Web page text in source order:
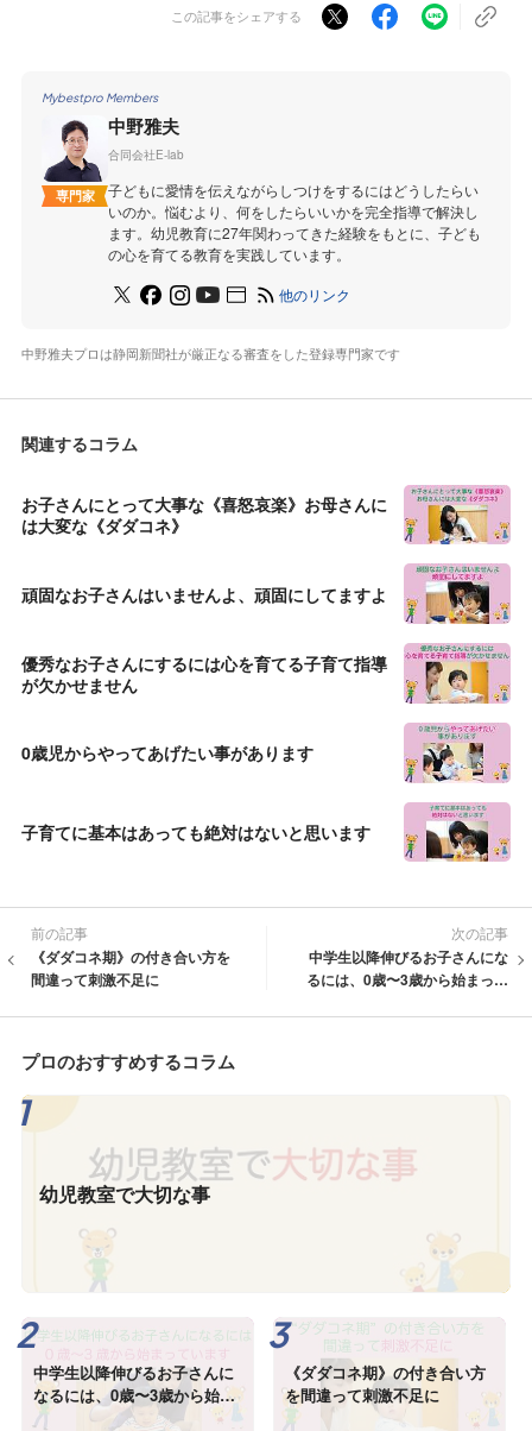
この記事をシェアする
Mybestpro Members
専門家
中野雅夫
合同会社E-lab
子どもに愛情を伝えながらしつけをするにはどうしたらい
いのか。悩むより、何をしたらいいかを完全指導で解決し
ます。幼児教育に27年関わってきた経験をもとに、子ども
の心を育てる教育を実践しています。
他のリンク
中野雅夫プロは静岡新聞社が厳正なる審査をした登録専門家です
関連するコラム
お子さんにとって大事な《喜怒哀楽》お母さんに
は大変な《ダダコネ》
頑固なお子さんはいませんよ、頑固にしてますよ
優秀なお子さんにするには心を育てる子育て指導
が欠かせません
0歳児からやってあげたい事があります
子育てに基本はあっても絶対はないと思います
前の記事
《ダダコネ期》の付き合い方を
間違って刺激不足に
次の記事
中学生以降伸びるお子さんにな
るには、0歳〜3歳から始まって
プロのおすすめするコラム
幼児教室で大切な事
中学生以降伸びるお子さんに
なるには、0歳〜3歳から始ま
っています
《ダダコネ期》の付き合い方
を間違って刺激不足に